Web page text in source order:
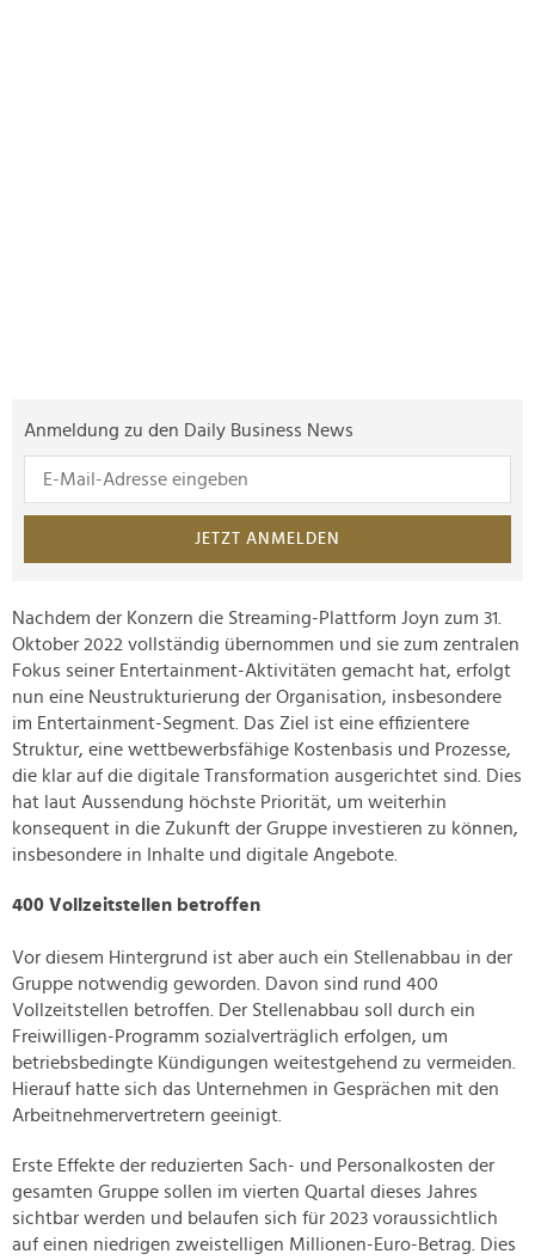
Anmeldung zu den Daily Business News
JETZT ANMELDEN
Nachdem der Konzern die Streaming-Plattform Joyn zum 31.
Oktober 2022 vollständig übernommen und sie zum zentralen
Fokus seiner Entertainment-Aktivitäten gemacht hat, erfolgt
nun eine Neustrukturierung der Organisation, insbesondere
im Entertainment-Segment. Das Ziel ist eine effizientere
Struktur, eine wettbewerbsfähige Kostenbasis und Prozesse,
die klar auf die digitale Transformation ausgerichtet sind. Dies
hat laut Aussendung höchste Priorität, um weiterhin
konsequent in die Zukunft der Gruppe investieren zu können,
insbesondere in Inhalte und digitale Angebote.
400 Vollzeitstellen betroffen
Vor diesem Hintergrund ist aber auch ein Stellenabbau in der
Gruppe notwendig geworden. Davon sind rund 400
Vollzeitstellen betroffen. Der Stellenabbau soll durch ein
Freiwilligen-Programm sozialverträglich erfolgen, um
betriebsbedingte Kündigungen weitestgehend zu vermeiden.
Hierauf hatte sich das Unternehmen in Gesprächen mit den
Arbeitnehmervertretern geeinigt.
Erste Effekte der reduzierten Sach- und Personalkosten der
gesamten Gruppe sollen im vierten Quartal dieses Jahres
sichtbar werden und belaufen sich für 2023 voraussichtlich
auf einen niedrigen zweistelligen Millionen-Euro-Betrag. Dies